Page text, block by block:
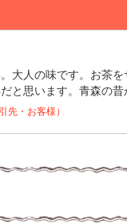
大人の味です。お茶
と思います。青森の
先・お客様）